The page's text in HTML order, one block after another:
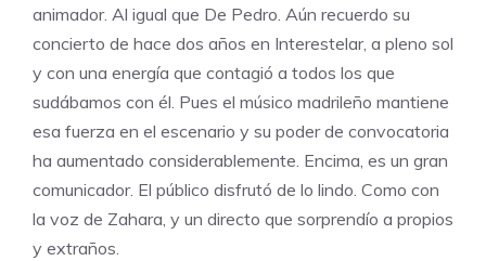
animador. Al igual que De Pedro. Aún recuerdo su
concierto de hace dos años en Interestelar, a pleno sol
y con una energía que contagió a todos los que
sudábamos con él. Pues el músico madrileño mantiene
esa fuerza en el escenario y su poder de convocatoria
ha aumentado considerablemente. Encima, es un gran
comunicador. El público disfrutó de lo lindo. Como con
la voz de Zahara, y un directo que sorprendío a propios
y extraños.